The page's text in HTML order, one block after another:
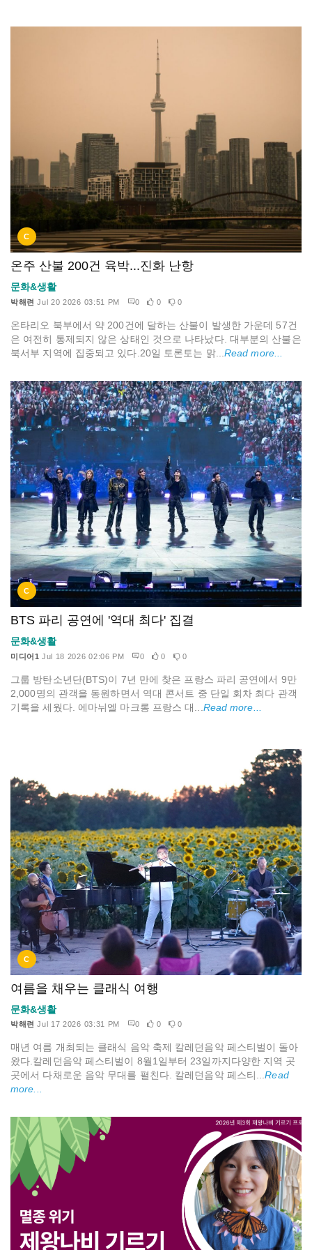
C
온주 산불 200건 육박...진화 난항
문화&생활
박해련 Jul 20 2026 03:51 PM 0 0 0
온타리오 북부에서 약 200건에 달하는 산불이 발생한 가운데 57건
은 여전히 통제되지 않은 상태인 것으로 나타났다. 대부분의 산불은
북서부 지역에 집중되고 있다.20일 토론토는 맑... Read more...
C
BTS 파리 공연에 '역대 최다' 집결
문화&생활
미디어1 Jul 18 2026 02:06 PM 0 0 0
그룹 방탄소년단(BTS)이 7년 만에 찾은 프랑스 파리 공연에서 9만
2,000명의 관객을 동원하면서 역대 콘서트 중 단일 회차 최다 관객
기록을 세웠다. 에마뉘엘 마크롱 프랑스 대... Read more...
C
여름을 채우는 클래식 여행
문화&생활
박해련 Jul 17 2026 03:31 PM 0 0 0
매년 여름 개최되는 클래식 음악 축제 칼레던음악 페스티벌이 돌아
왔다.칼레던음악 페스티벌이 8월1일부터 23일까지다양한 지역 곳
곳에서 다채로운 음악 무대를 펼친다. 칼레던음악 페스티...Read
more...